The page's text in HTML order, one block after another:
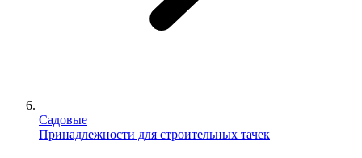
Садовые
Принадлежности для строительных тачек